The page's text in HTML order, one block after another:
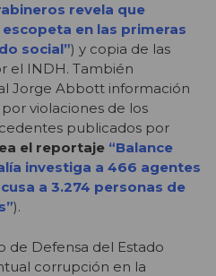
revela que
en las primeras
social”) y copia de las
el INDH. También
Jorge Abbott información
violaciones de los
publicados por
el reportaje “Balance
investiga a 466 agentes
a 3.274 personas de
).
de Defensa del Estado
corrupción en la